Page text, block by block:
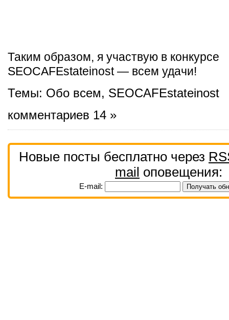
Таким образом, я участвую в конкурсе
SEOCAFEstateinost — всем удачи!
Темы: Обо всем, SEOCAFEstateinost
комментариев 14 »
Новые посты бесплатно через
mail оповещения:
E-mail: